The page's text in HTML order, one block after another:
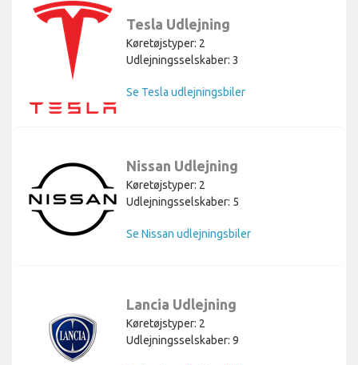
Tesla Udlejning
Køretøjstyper: 2
Udlejningsselskaber: 3
Se Tesla udlejningsbiler
Nissan Udlejning
Køretøjstyper: 2
Udlejningsselskaber: 5
Se Nissan udlejningsbiler
Lancia Udlejning
Køretøjstyper: 2
Udlejningsselskaber: 9